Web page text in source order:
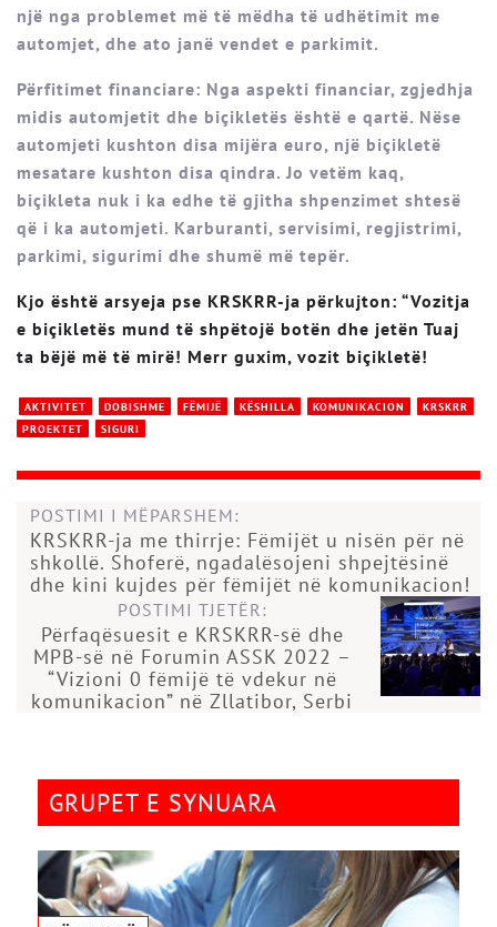
një nga problemet më të mëdha të udhëtimit me
automjet, dhe ato janë vendet e parkimit.
Përfitimet financiare: Nga aspekti financiar, zgjedhja
midis automjetit dhe biçikletës është e qartë. Nëse
automjeti kushton disa mijëra euro, një biçikletë
mesatare kushton disa qindra. Jo vetëm kaq,
biçikleta nuk i ka edhe të gjitha shpenzimet shtesë
që i ka automjeti. Karburanti, servisimi, regjistrimi,
parkimi, sigurimi dhe shumë më tepër.
Kjo është arsyeja pse KRSKRR-ja përkujton: “Vozitja
e biçikletës mund të shpëtojë botën dhe jetën Tuaj
ta bëjë më të mirë! Merr guxim, vozit biçikletë!
AKTIVITET DOBISHME FËMIJË KËSHILLA KOMUNIKACION
KRSKRR
PROEKTET
SIGURI
POSTIMI I MËPARSHEM:
KRSKRR-ja me thirrje: Fëmijët u nisën për në
shkollë. Shoferë, ngadalësojeni shpejtësinë
dhe kini kujdes për fëmijët në komunikacion!
POSTIMI TJETËR:
Përfaqësuesit e KRSKRR-së dhe
MPB-së në Forumin ASSK 2022 –
“Vizioni 0 fëmijë të vdekur në
komunikacion” në Zllatibor, Serbi
GRUPET E SYNUARA